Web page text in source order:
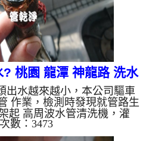
桃園 龍潭 神龍路 洗水
管
出水越來越小，本公司驅車
作業，檢測時發現就管路生
起 高周波水管清洗機，灌
，等了約15分，開啟 水管清
，一開始就洗出土黑色的髒
數：3473